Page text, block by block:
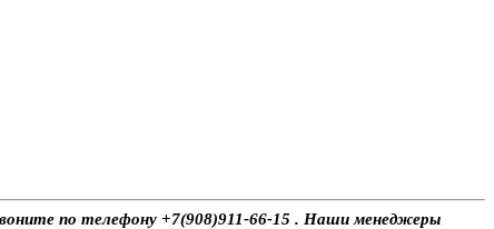
по телефону +7(908)911-66-15 . Наши менеджеры